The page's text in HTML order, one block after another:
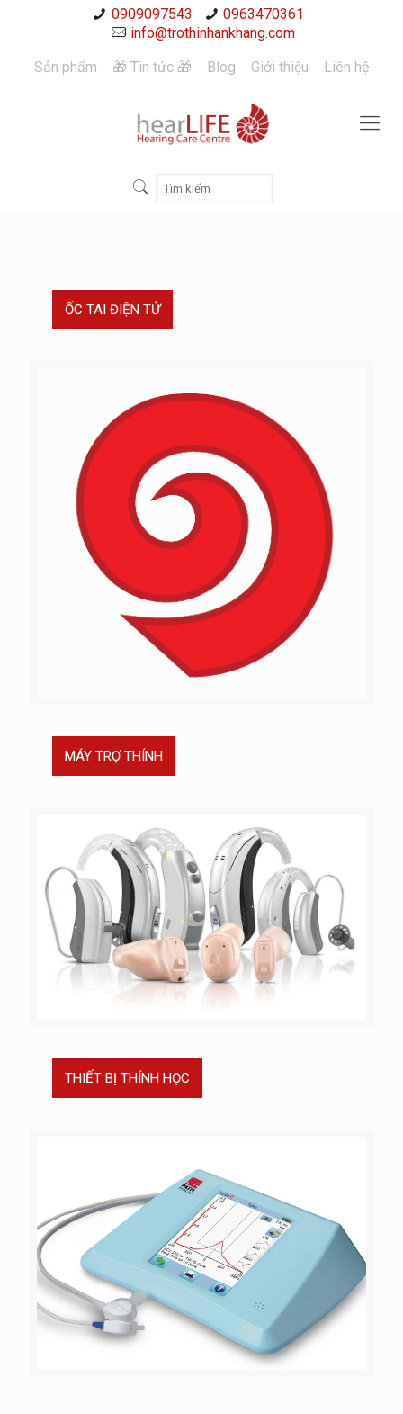
0909097543
0963470361
info@trothinhankhang.com
Sản phẩm
🎁 Tin tức 🎁 Blog Giới thiệu Liên hệ
ỐC TAI ĐIỆN TỬ
MÁY TRỢ THÍNH
THIẾT BỊ THÍNH HỌC